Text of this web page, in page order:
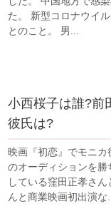
た。 新型コロナウイ
とのこと。 男...
小西桜子は誰?前
彼氏は?
映画『初恋』でモニ
のオーディションを
している窪田正孝さ
んと商業映画初出演な